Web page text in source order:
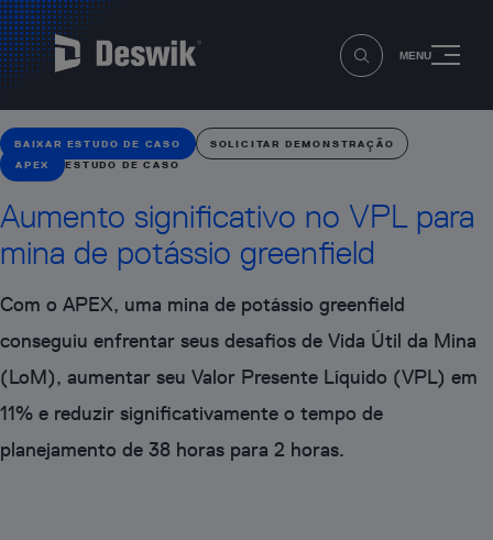
MENU
BAIXAR ESTUDO DE CASO
SOLICITAR DEMONSTRAÇÃO
APEX
ESTUDO DE CASO
Aumento significativo no VPL para
mina de potássio greenfield
Com o APEX, uma mina de potássio greenfield
conseguiu enfrentar seus desafios de Vida Útil da Mina
(LoM), aumentar seu Valor Presente Líquido (VPL) em
11% e reduzir significativamente o tempo de
planejamento de 38 horas para 2 horas.